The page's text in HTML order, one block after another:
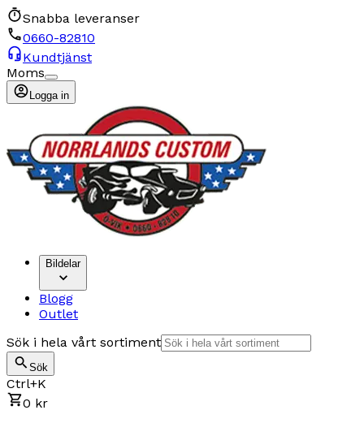
Snabba leveranser
0660-82810
Kundtjänst
Moms
Logga in
Bildelar
Blogg
Outlet
Sök i hela vårt sortiment
Sök
Ctrl+K
0 kr